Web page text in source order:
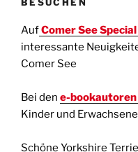
AufComer See Special
interessante
Comer See
Bei den e-bookautoren
Kinder und Erwachsene
Schöne Yorkshire